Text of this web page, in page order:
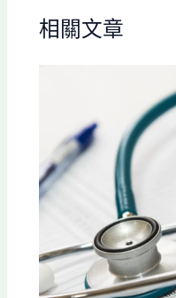
相關文章